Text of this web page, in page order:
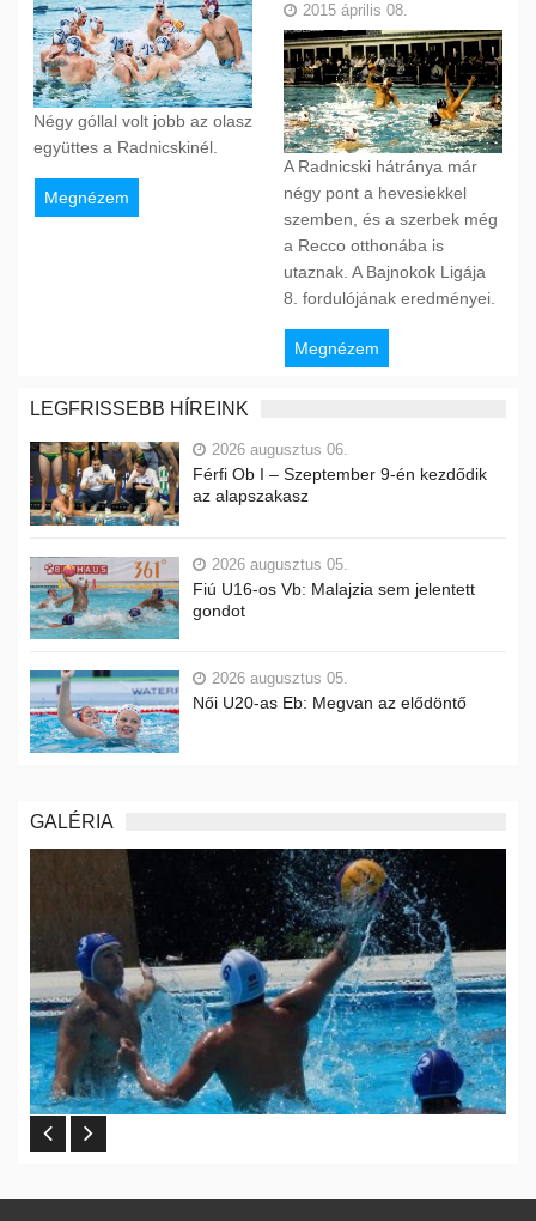
Négy góllal volt jobb az olasz
együttes a Radnicskinél.
Megnézem
2015 április 08.
A Radnicski hátránya már
négy pont a hevesiekkel
szemben, és a szerbek még
a Recco otthonába is
utaznak. A Bajnokok Ligája
8. fordulójának eredményei.
Megnézem
LEGFRISSEBB HÍREINK
2026 augusztus 06.
Férfi Ob I – Szeptember 9-én kezdődik
az alapszakasz
2026 augusztus 05.
Fiú U16-os Vb: Malajzia sem jelentett
gondot
2026 augusztus 05.
Női U20-as Eb: Megvan az elődöntő
GALÉRIA